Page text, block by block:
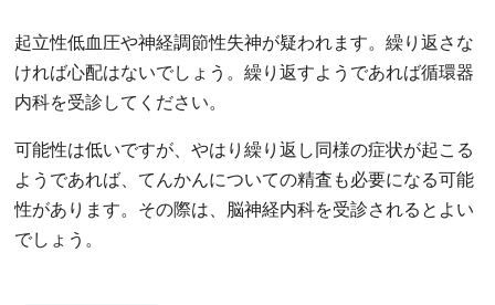
起立性低血圧や神経調節性失神が疑われます。繰り返さな
ければ心配はないでしょう。繰り返すようであれば循環器
内科を受診してください。
可能性は低いですが、やはり繰り返し同様の症状が起こる
ようであれば、てんかんについての精査も必要になる可能
性があります。その際は、脳神経内科を受診されるとよい
でしょう。